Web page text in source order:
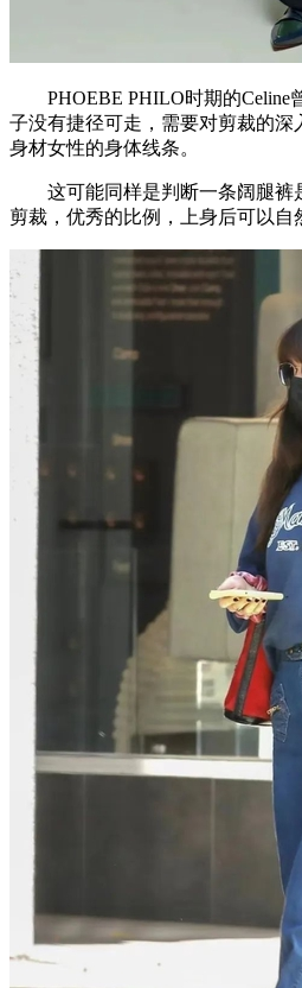
PHOEBE PHILO时期的Celine
子没有捷径可走，需要对剪裁的深
身材女性的身体线条。
这可能同样是判断一条阔腿裤
剪裁，优秀的比例，上身后可以自